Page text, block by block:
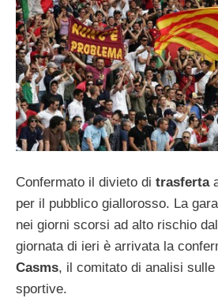
Confermato il divieto di trasferta
per il pubblico giallorosso. La
nei giorni scorsi ad alto rischio
giornata di ieri è arrivata la
Casms, il comitato di analisi
sportive.